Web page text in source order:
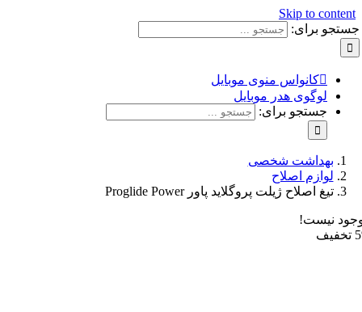
Skip to
برای:
کانواس منوی موبایل
لوگوی هدر موبایل
جستجو برای:
بهداشت شخصی
لوازم اصلاح
تیغ اصلاح ژیلت پروگلاید پاور Proglide Power
نیست!